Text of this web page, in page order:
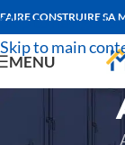
Skip to navigation
Skip to main
FAIRE CONSTRUIRE SA
MENU